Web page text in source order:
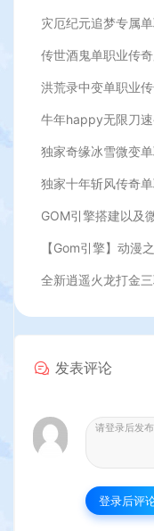
GOM引擎搭建以及
发表评论
登录后评